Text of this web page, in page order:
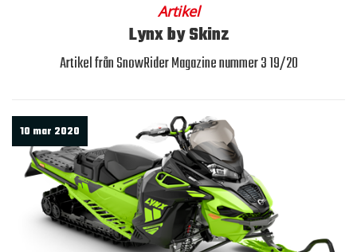
Artikel
Lynx by Skinz
Artikel från SnowRider Magazine nummer 3 19/20
10 mar 2020